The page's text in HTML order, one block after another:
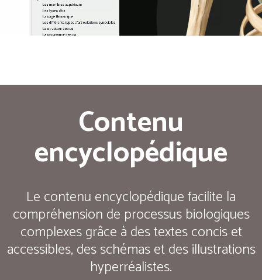
Contenu
encyclopédique
Le contenu encyclopédique facilite la
compréhension de processus biologiques
complexes grâce à des textes concis et
accessibles, des schémas et des illustrations
hyperréalistes.